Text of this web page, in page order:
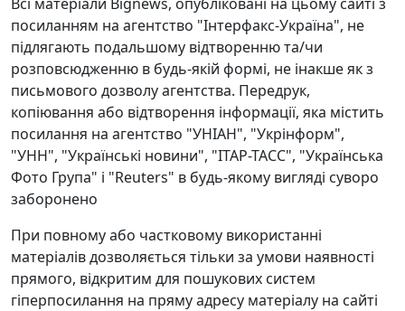
посиланням на агентство "Інтерфакс-Україна", не
підлягають подальшому відтворенню та/чи
розповсюдженню в будь-якій формі, не інакше як з
письмового дозволу агентства. Передрук,
копіювання або відтворення інформації, яка містить
посилання на агентство "УНІАН", "Укрінформ",
"УНН", "Українські новини", "ІТАР-ТАСС", "Українська
Фото Група" і "Reuters" в будь-якому вигляді суворо
заборонено
При повному або частковому використанні
матеріалів дозволяється тільки за умови наявності
прямого, відкритим для пошукових систем
гіперпосилання на пряму адресу матеріалу на сайті